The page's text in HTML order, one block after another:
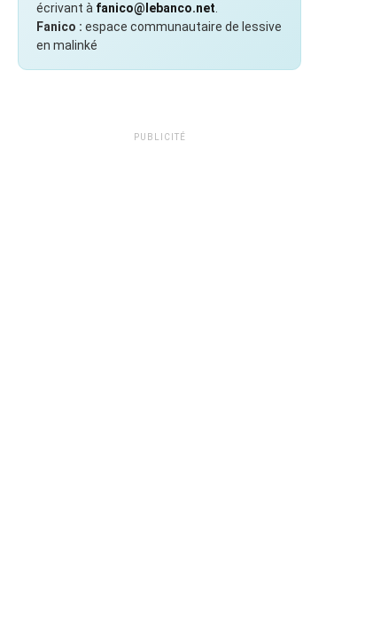
écrivant à fanico@lebanco.net
Fanico : espace communautaire de lessive
en malinké
PUBLICITÉ